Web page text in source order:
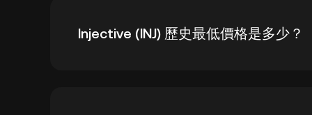
Injective (INJ) 歷史最低價格是多少？